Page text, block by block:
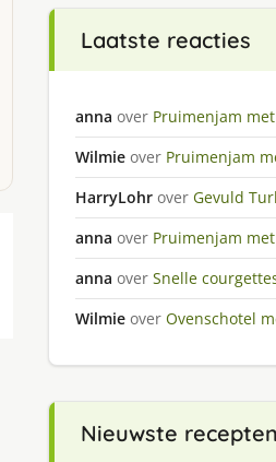
Laatste reacties
anna over Pruimenjam
Wilmie over Pruimenjam
HarryLohr over Gevuld
anna over Pruimenjam
anna over Snelle
Wilmie over Ovenschotel
Nieuwste recepten